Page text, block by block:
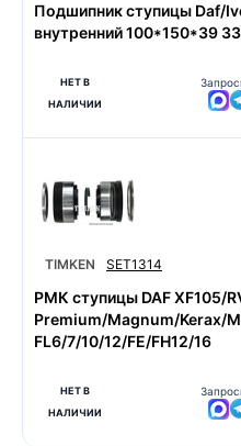
Подшипник ступицы Daf/
внутренний 100*150*39
НЕТ В
НАЛИЧИИ
TIMKEN SET1314
РМК ступицы DAF XF105/
Premium/Magnum/Kerax/
FL6/7/10/12/FE/FH12/16
НЕТ В
НАЛИЧИИ